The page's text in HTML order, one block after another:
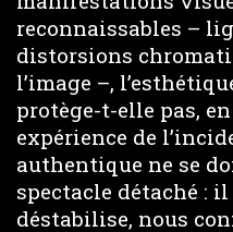
reconnaissables –
distorsions
l’image –,
protège-t-elle pas,
expérience de
authentique ne se
spectacle détaché :
déstabilise, nous